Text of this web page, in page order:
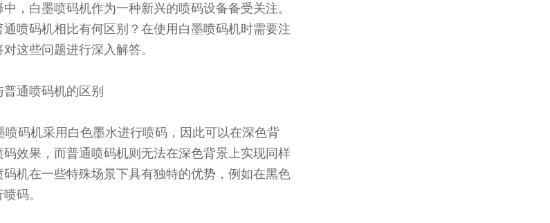
，白墨喷码机作为一种新兴的喷码设备备受关注。
喷码机相比有何区别？在使用白墨喷码机时需要注
这些问题进行深入解答。
通喷码机的区别
喷码机采用白色墨水进行喷码，因此可以在深色背
效果，而普通喷码机则无法在深色背景上实现同样
机在一些特殊场景下具有独特的优势，例如在黑色
码。